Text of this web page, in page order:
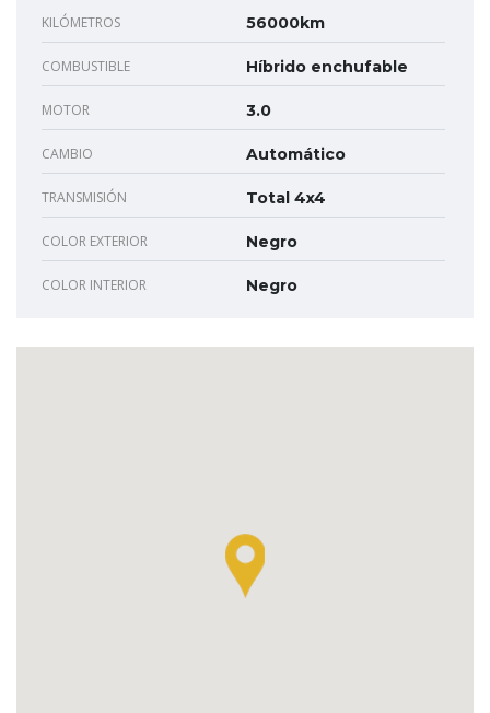
KILÓMETROS 56000km
COMBUSTIBLE Híbrido enchufable
MOTOR 3.0
CAMBIO Automático
TRANSMISIÓN Total 4x4
COLOR EXTERIOR Negro
COLOR INTERIOR Negro